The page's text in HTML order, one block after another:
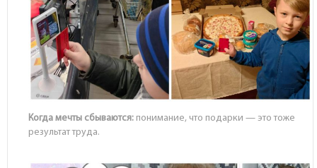
Когда мечты сбываются: понимание, что подарки — это тоже
результат труда.